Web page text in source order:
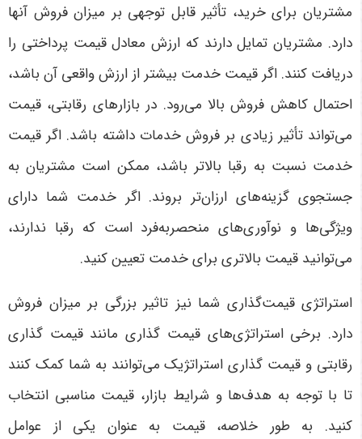
مشتریان برای خرید، تأثیر قابل توجهی بر میزان فروش آنها
دارد. مشتریان تمایل دارند که ارزش معادل قیمت پرداختی را
دریافت کنند. اگر قیمت خدمت بیشتر از ارزش واقعی آن باشد،
احتمال کاهش فروش بالا می‌رود. در بازارهای رقابتی، قیمت
می‌تواند تأثیر زیادی بر فروش خدمات داشته باشد. اگر قیمت
خدمت نسبت به رقبا بالاتر باشد، ممکن است مشتریان به
جستجوی گزینه‌های ارزان‌تر بروند. اگر خدمت شما دارای
ویژگی‌ها و نوآوری‌های منحصربه‌فرد است که رقبا ندارند،
می‌توانید قیمت بالاتری برای خدمت تعیین کنید.
استراتژی قیمت‌گذاری شما نیز تاثیر بزرگی بر میزان فروش
دارد. برخی استراتژی‌های قیمت ‌گذاری مانند قیمت گذاری
رقابتی و قیمت گذاری استراتژیک می‌توانند به شما کمک کنند
تا با توجه به هدف‌ها و شرایط بازار، قیمت مناسبی انتخاب
کنید. به طور خلاصه، قیمت به عنوان یکی از عوامل